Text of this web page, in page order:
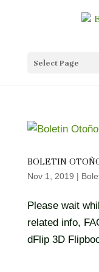
Select Page
BOLETIN
Nov 1, 2019 |
Please wait
related info,
dFlip 3D